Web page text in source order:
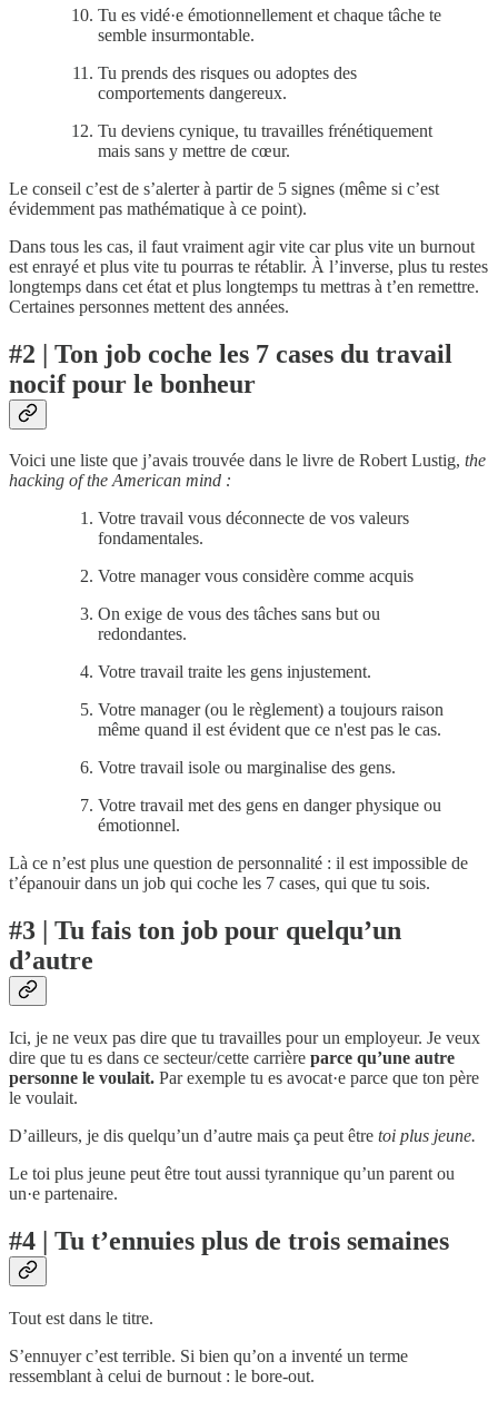
Tu es vidé·e émotionnellement et chaque tâche te
semble insurmontable.
Tu prends des risques ou adoptes des
comportements dangereux.
Tu deviens cynique, tu travailles frénétiquement
mais sans y mettre de cœur.
Le conseil c’est de s’alerter à partir de 5 signes (même si c’est
évidemment pas mathématique à ce point).
Dans tous les cas, il faut vraiment agir vite car plus vite un burnout
est enrayé et plus vite tu pourras te rétablir. À l’inverse, plus tu restes
longtemps dans cet état et plus longtemps tu mettras à t’en remettre.
Certaines personnes mettent des années.
#2 | Ton job coche les 7 cases du travail
nocif pour le bonheur
Voici une liste que j’avais trouvée dans le livre de Robert Lustig, the
hacking of the American mind :
Votre travail vous déconnecte de vos valeurs
fondamentales.
Votre manager vous considère comme acquis
On exige de vous des tâches sans but ou
redondantes.
Votre travail traite les gens injustement.
Votre manager (ou le règlement) a toujours raison
même quand il est évident que ce n'est pas le cas.
Votre travail isole ou marginalise des gens.
Votre travail met des gens en danger physique ou
émotionnel.
Là ce n’est plus une question de personnalité : il est impossible de
t’épanouir dans un job qui coche les 7 cases, qui que tu sois.
#3 | Tu fais ton job pour quelqu’un
d’autre
Ici, je ne veux pas dire que tu travailles pour un employeur. Je veux
dire que tu es dans ce secteur/cette carrière parce qu’une autre
personne le voulait. Par exemple tu es avocat·e parce que ton père
le voulait.
D’ailleurs, je dis quelqu’un d’autre mais ça peut être toi plus jeune.
Le toi plus jeune peut être tout aussi tyrannique qu’un parent ou
un·e partenaire.
#4 | Tu t’ennuies plus de trois semaines
Tout est dans le titre.
S’ennuyer c’est terrible. Si bien qu’on a inventé un terme
ressemblant à celui de burnout : le bore-out.